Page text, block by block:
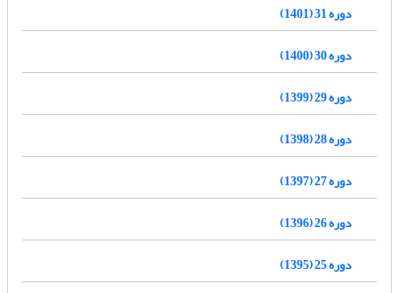
دوره 31 (1401)
دوره 30 (1400)
دوره 29 (1399)
دوره 28 (1398)
دوره 27 (1397)
دوره 26 (1396)
دوره 25 (1395)